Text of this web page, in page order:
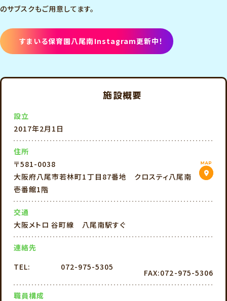
のサブスクもご用意してます。
すまいる保育園八尾南Instagram更新中！
施設概要
設立
2017年2月1日
住所
〒581-0038
大阪府八尾市若林町1丁目87番地 クロスティ八尾南
壱番館1階
交通
大阪メトロ 谷町線 八尾南駅すぐ
連絡先
TEL:
072-975-5305
FAX:072-975-5306
職員構成